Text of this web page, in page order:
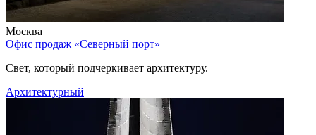
Москва
Офис продаж «Северный порт»
Свет, который подчеркивает архитектуру.
Архитектурный